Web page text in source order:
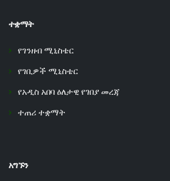
ተቋማት
የገንዘብ ሚኒስቴር
የገቢዎች ሚኒስቴር
የአዲስ አበባ ዕለታዊ የገበያ መረጃ
ተጠሪ ተቋማት
አግኙን